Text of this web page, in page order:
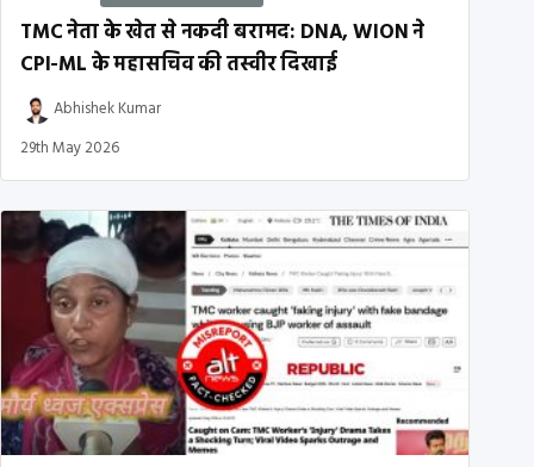
TMC नेता के खेत से नकदी बरामद: DNA, WION ने
CPI-ML के महासचिव की तस्वीर दिखाई
Abhishek Kumar
29th May 2026